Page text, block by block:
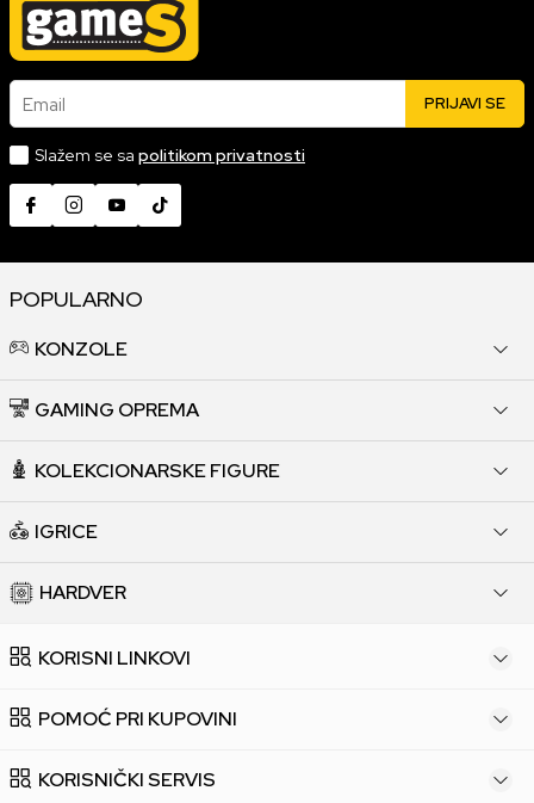
Email PRIJAVI SE
Slažem se sa politikom privatnosti
POPULARNO
KONZOLE
GAMING OPREMA
KOLEKCIONARSKE FIGURE
IGRICE
HARDVER
KORISNI LINKOVI
POMOĆ PRI KUPOVINI
KORISNIČKI SERVIS